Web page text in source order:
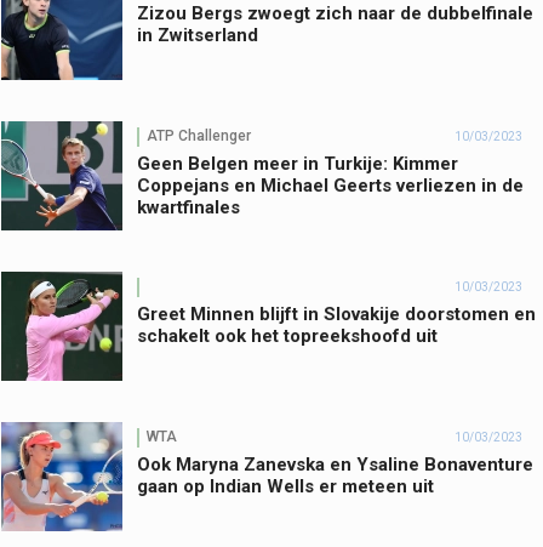
Zizou Bergs zwoegt zich naar de dubbelfinale
in Zwitserland
ATP Challenger 10/03/2023
Geen Belgen meer in Turkije: Kimmer
Coppejans en Michael Geerts verliezen in de
kwartfinales
10/03/2023
Greet Minnen blijft in Slovakije doorstomen en
schakelt ook het topreekshoofd uit
WTA 10/03/2023
Ook Maryna Zanevska en Ysaline Bonaventure
gaan op Indian Wells er meteen uit